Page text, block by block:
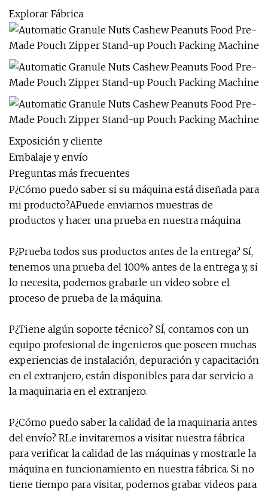
Explorar Fábrica
Exposición y cliente
Embalaje y envío
Preguntas más frecuentes
P¿Cómo puedo saber si su máquina está diseñada para
mi producto?APuede enviarnos muestras de
productos y hacer una prueba en nuestra máquina
P¿Prueba todos sus productos antes de la entrega? Sí,
tenemos una prueba del 100% antes de la entrega y, si
lo necesita, podemos grabarle un video sobre el
proceso de prueba de la máquina.
P¿Tiene algún soporte técnico? SÍ, contamos con un
equipo profesional de ingenieros que poseen muchas
experiencias de instalación, depuración y capacitación
en el extranjero, están disponibles para dar servicio a
la maquinaria en el extranjero.
P¿Cómo puedo saber la calidad de la maquinaria antes
del envío? RLe invitaremos a visitar nuestra fábrica
para verificar la calidad de las máquinas y mostrarle la
máquina en funcionamiento en nuestra fábrica. Si no
tiene tiempo para visitar, podemos grabar videos para